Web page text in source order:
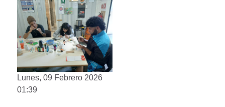
Lunes, 09 Febrero 2026
01:39